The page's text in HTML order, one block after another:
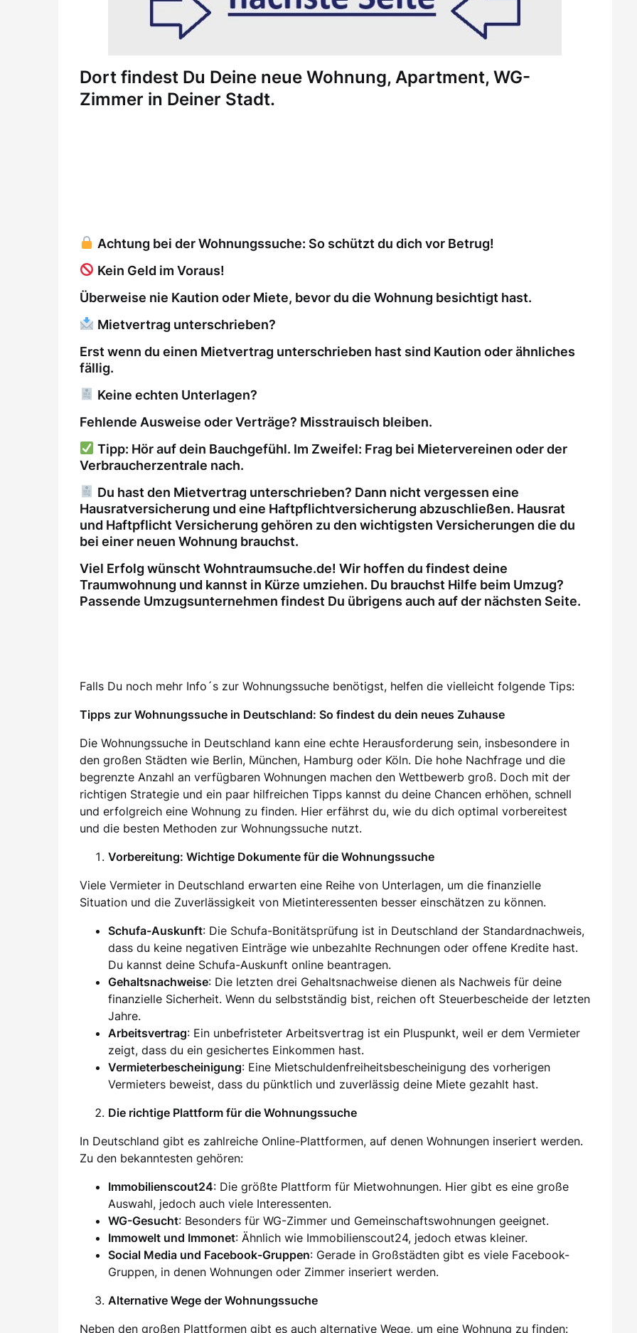
Dort findest Du Deine neue Wohnung, Apartment, WG-
Zimmer in Deiner Stadt.
Achtung bei der Wohnungssuche: So schützt du dich vor Betrug!
Kein Geld im Voraus!
Überweise nie Kaution oder Miete, bevor du die Wohnung besichtigt hast.
Mietvertrag unterschrieben?
Erst wenn du einen Mietvertrag unterschrieben hast sind Kaution oder ähnliches
fällig.
Keine echten Unterlagen?
Fehlende Ausweise oder Verträge? Misstrauisch bleiben.
Tipp: Hör auf dein Bauchgefühl. Im Zweifel: Frag bei Mietervereinen oder der
Verbraucherzentrale nach.
Du hast den Mietvertrag unterschrieben? Dann nicht vergessen eine
Hausratversicherung und eine Haftpflichtversicherung abzuschließen. Hausrat
und Haftpflicht Versicherung gehören zu den wichtigsten Versicherungen die du
bei einer neuen Wohnung brauchst.
Viel Erfolg wünscht Wohntraumsuche.de! Wir hoffen du findest deine
Traumwohnung und kannst in Kürze umziehen. Du brauchst Hilfe beim Umzug?
Passende Umzugsunternehmen findest Du übrigens auch auf der nächsten Seite.
Falls Du noch mehr Info´s zur Wohnungssuche benötigst, helfen die vielleicht folgende Tips:
Tipps zur Wohnungssuche in Deutschland: So findest du dein neues Zuhause
Die Wohnungssuche in Deutschland kann eine echte Herausforderung sein, insbesondere in
den großen Städten wie Berlin, München, Hamburg oder Köln. Die hohe Nachfrage und die
begrenzte Anzahl an verfügbaren Wohnungen machen den Wettbewerb groß. Doch mit der
richtigen Strategie und ein paar hilfreichen Tipps kannst du deine Chancen erhöhen, schnell
und erfolgreich eine Wohnung zu finden. Hier erfährst du, wie du dich optimal vorbereitest
und die besten Methoden zur Wohnungssuche nutzt.
Vorbereitung: Wichtige Dokumente für die Wohnungssuche
Viele Vermieter in Deutschland erwarten eine Reihe von Unterlagen, um die finanzielle
Situation und die Zuverlässigkeit von Mietinteressenten besser einschätzen zu können.
Schufa-Auskunft: Die Schufa-Bonitätsprüfung ist in Deutschland der Standardnachweis,
dass du keine negativen Einträge wie unbezahlte Rechnungen oder offene Kredite hast.
Du kannst deine Schufa-Auskunft online beantragen.
Gehaltsnachweise: Die letzten drei Gehaltsnachweise dienen als Nachweis für deine
finanzielle Sicherheit. Wenn du selbstständig bist, reichen oft Steuerbescheide der letzten
Jahre.
Arbeitsvertrag: Ein unbefristeter Arbeitsvertrag ist ein Pluspunkt, weil er dem Vermieter
zeigt, dass du ein gesichertes Einkommen hast.
Vermieterbescheinigung: Eine Mietschuldenfreiheitsbescheinigung des vorherigen
Vermieters beweist, dass du pünktlich und zuverlässig deine Miete gezahlt hast.
Die richtige Plattform für die Wohnungssuche
In Deutschland gibt es zahlreiche Online-Plattformen, auf denen Wohnungen inseriert werden.
Zu den bekanntesten gehören:
Immobilienscout24: Die größte Plattform für Mietwohnungen. Hier gibt es eine große
Auswahl, jedoch auch viele Interessenten.
WG-Gesucht: Besonders für WG-Zimmer und Gemeinschaftswohnungen geeignet.
Immowelt und Immonet: Ähnlich wie Immobilienscout24, jedoch etwas kleiner.
Social Media und Facebook-Gruppen: Gerade in Großstädten gibt es viele Facebook-
Gruppen, in denen Wohnungen oder Zimmer inseriert werden.
Alternative Wege der Wohnungssuche
Neben den großen Plattformen gibt es auch alternative Wege, um eine Wohnung zu finden: